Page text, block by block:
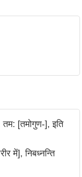
[तमोगुण-], इति
में], निबध्नन्ति